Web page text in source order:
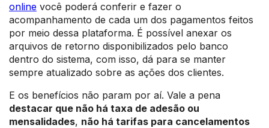
online você poderá conferir e fazer o
acompanhamento de cada um dos pagamentos feitos
por meio dessa plataforma. É possível anexar os
arquivos de retorno disponibilizados pelo banco
dentro do sistema, com isso, dá para se manter
sempre atualizado sobre as ações dos clientes.
E os benefícios não param por aí. Vale a pena
destacar que não há taxa de adesão ou
mensalidades, não há tarifas para cancelamentos